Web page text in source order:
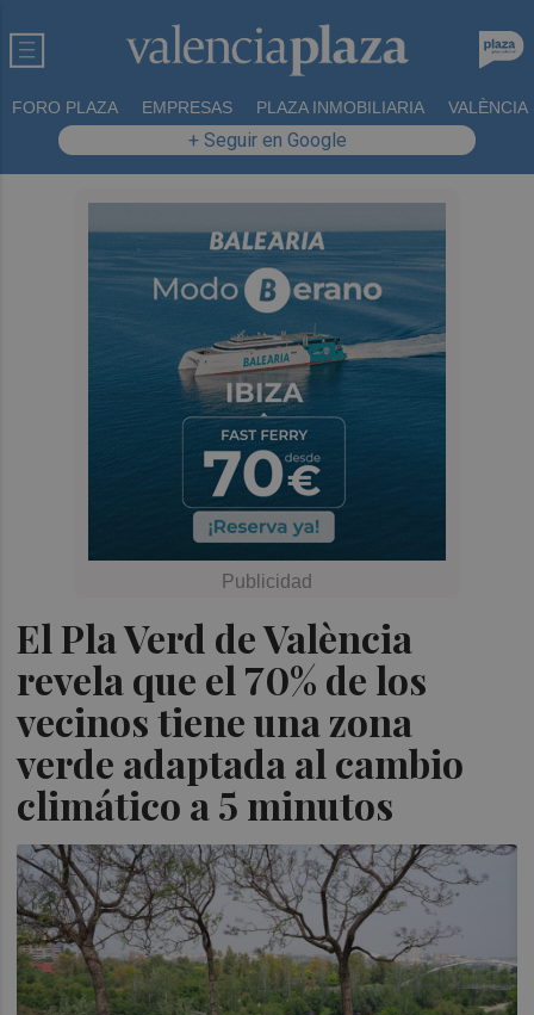
FORO PLAZA EMPRESAS PLAZA INMOBILIARIA VALÈNCIA
+ Seguir en Google
El Pla Verd de València
revela que el 70% de los
vecinos tiene una zona
verde adaptada al cambio
climático a 5 minutos